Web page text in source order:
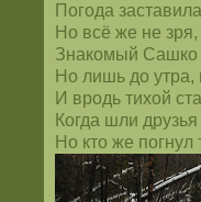
Погода
Но всё же не
Знакомый Сашко
Но лишь до утра,
И вродь тихой
Когда шли
Но кто же погнул